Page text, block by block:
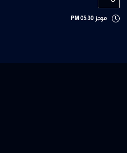
موجز 05:30 PM